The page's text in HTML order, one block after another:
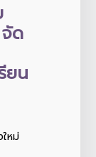
ด
ยน
หม่